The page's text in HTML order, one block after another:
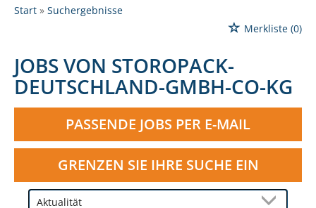
Start
Suchergebnisse
Merkliste (0)
JOBS VON STOROPACK-
DEUTSCHLAND-GMBH-CO-KG
PASSENDE JOBS PER E-MAIL
GRENZEN SIE IHRE SUCHE EIN